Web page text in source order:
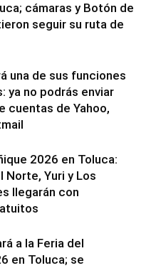
cámaras y Botón de
seguir su ruta de
una de sus funciones
ya no podrás enviar
cuentas de Yahoo,
2026 en Toluca:
Norte, Yuri y Los
llegarán con
a la Feria del
en Toluca; se